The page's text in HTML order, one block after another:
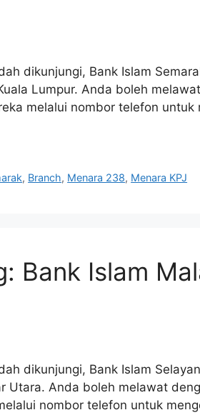
dikunjungi, Bank Islam
Lumpur. Anda boleh
melalui nombor telefon untuk
, Branch, Menara 238, Menara KPJ
Bank Islam
dikunjungi, Bank Islam
Utara. Anda boleh melawat
nombor telefon untuk